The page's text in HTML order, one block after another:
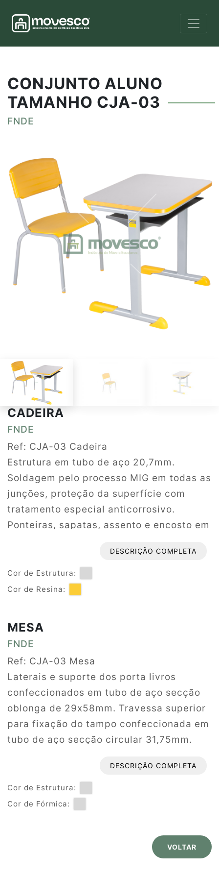
CONJUNTO ALUNO
TAMANHO CJA-03
FNDE
CADEIRA
FNDE
Ref: CJA-03 Cadeira
Estrutura em tubo de aço 20,7mm.
Soldagem pelo processo MIG em todas as
junções, proteção da superfície com
tratamento especial anticorrosivo.
Ponteiras, sapatas, assento e encosto em
Pintura dos elementos metálicos com
tinta em pó híbrida epóxi, eletrostática
brilhante na cor CINZA. Assento
amarelo. Altura do assento ao chão
350mm.
DESCRIÇÃO COMPLETA
Cor de Estrutura:
Cor de Resina:
MESA
FNDE
Ref: CJA-03 Mesa
Laterais e suporte dos porta livros
confeccionados em tubo de aço secção
oblonga de 29x58mm. Travessa superior
para fixação do tampo confeccionada em
tubo de aço secção circular 31,75mm.
38mm. Soldagem pelo processo MIG em
todas as junções, proteção da superfície
com tratamento especial anticorrosivo.
polipropileno injetadas na cor AMARELO.
Tampo em madeira aglomerada (MDP)
DESCRIÇÃO COMPLETA
Cor de Estrutura:
Cor de Fórmica:
VOLTAR